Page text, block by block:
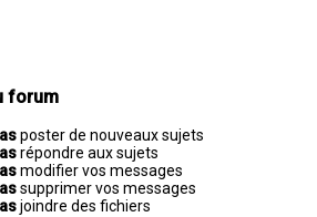
forum
poster de nouveaux sujets
répondre aux sujets
modifier vos messages
supprimer vos messages
joindre des fichiers